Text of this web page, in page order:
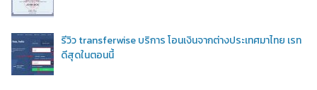
รีวิว transferwise บริการ โอนเงินจากต่างประเทศมาไทย เรท
ดีสุดในตอนนี้